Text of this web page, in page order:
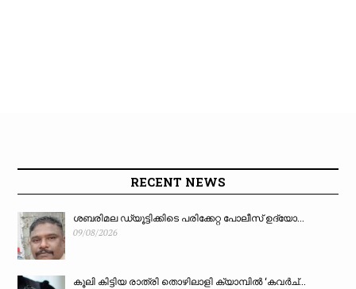
RECENT NEWS
ശബരിമല ഡ്യൂട്ടിക്കിടെ പരിക്കേറ്റ പോലീസ് ഉദ്യോ...
09/08/2026
കൂലി കിട്ടിയ രാത്രി തൊഴിലാളി ക്യാമ്പിൽ ‘കവർച്...